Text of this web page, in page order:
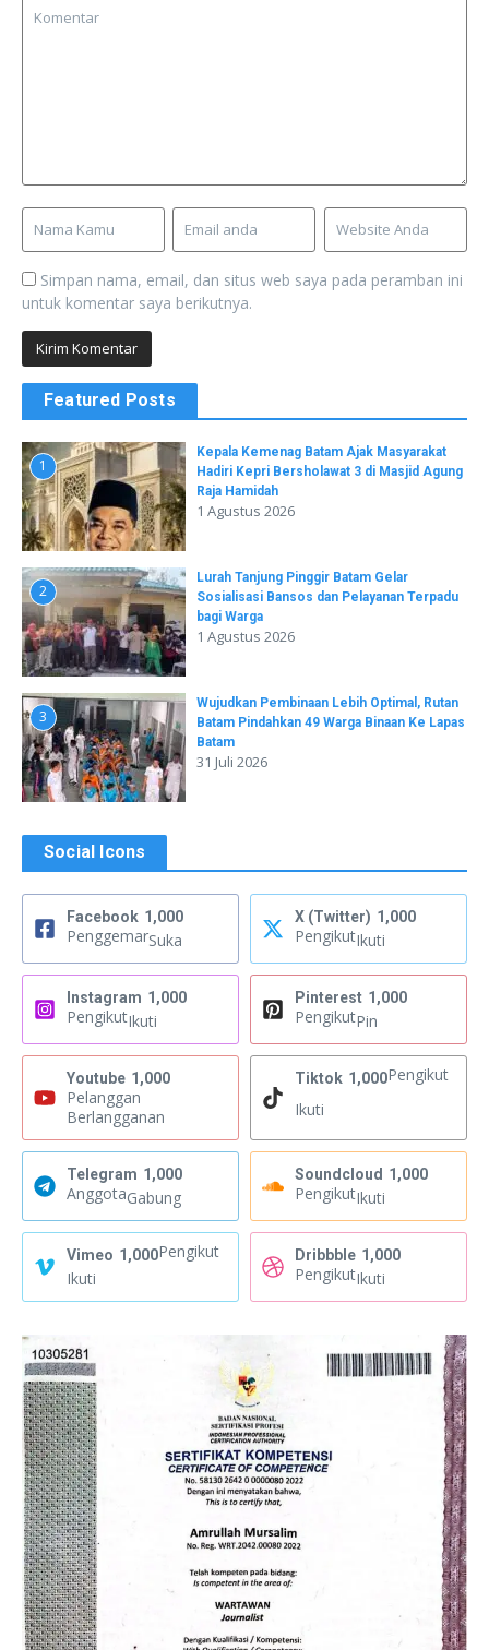
Simpan nama, email, dan situs web saya pada peramban ini
untuk komentar saya berikutnya.
Featured Posts
1
Kepala Kemenag Batam Ajak Masyarakat
Hadiri Kepri Bersholawat 3 di Masjid Agung
Raja Hamidah
1 Agustus 2026
2
Lurah Tanjung Pinggir Batam Gelar
Sosialisasi Bansos dan Pelayanan Terpadu
bagi Warga
1 Agustus 2026
3
Wujudkan Pembinaan Lebih Optimal, Rutan
Batam Pindahkan 49 Warga Binaan Ke Lapas
Batam
31 Juli 2026
Social Icons
Facebook 1,000
PenggemarSuka
X (Twitter) 1,000
PengikutIkuti
Instagram 1,000
PengikutIkuti
Pinterest 1,000
PengikutPin
Youtube 1,000
Pelanggan
Berlangganan
Tiktok 1,000Pengikut
Ikuti
Telegram 1,000
AnggotaGabung
Soundcloud 1,000
PengikutIkuti
Vimeo 1,000Pengikut
Ikuti
Dribbble 1,000
PengikutIkuti